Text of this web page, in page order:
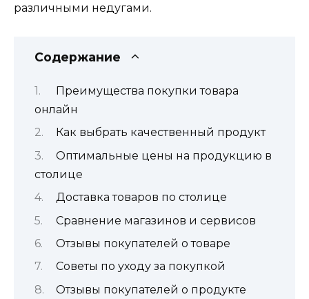
различными недугами.
Содержание
Преимущества покупки товара
онлайн
Как выбрать качественный продукт
Оптимальные цены на продукцию в
столице
Доставка товаров по столице
Сравнение магазинов и сервисов
Отзывы покупателей о товаре
Советы по уходу за покупкой
Отзывы покупателей о продукте